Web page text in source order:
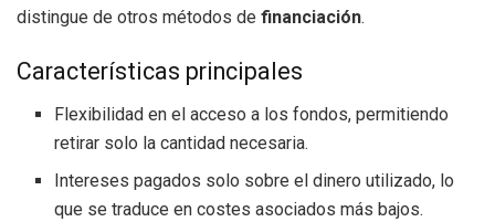
distingue de otros métodos de financiación.
Características principales
Flexibilidad en el acceso a los fondos, permitiendo
retirar solo la cantidad necesaria.
Intereses pagados solo sobre el dinero utilizado, lo
que se traduce en costes asociados más bajos.